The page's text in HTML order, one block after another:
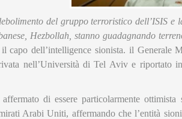
del gruppo terroristico dell’ISIS
Hezbollah, stanno guadagnando
capo dell’intelligence sionista. il Generale
nell’Università di Tel Aviv e riportato
di essere particolarmente
Arabi Uniti, affermando che l’entità